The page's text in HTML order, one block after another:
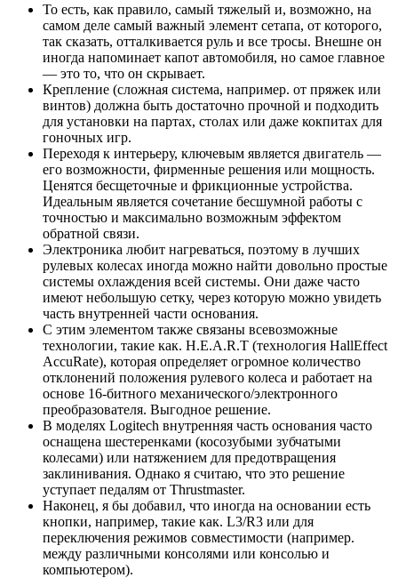
То есть, как правило, самый тяжелый и, возможно, на
самом деле самый важный элемент сетапа, от которого,
так сказать, отталкивается руль и все тросы. Внешне он
иногда напоминает капот автомобиля, но самое главное
— это то, что он скрывает.
Крепление (сложная система, например. от пряжек или
винтов) должна быть достаточно прочной и подходить
для установки на партах, столах или даже кокпитах для
гоночных игр.
Переходя к интерьеру, ключевым является двигатель —
его возможности, фирменные решения или мощность.
Ценятся бесщеточные и фрикционные устройства.
Идеальным является сочетание бесшумной работы с
точностью и максимально возможным эффектом
обратной связи.
Электроника любит нагреваться, поэтому в лучших
рулевых колесах иногда можно найти довольно простые
системы охлаждения всей системы. Они даже часто
имеют небольшую сетку, через которую можно увидеть
часть внутренней части основания.
С этим элементом также связаны всевозможные
технологии, такие как. H.E.A.R.T (технология HallEffect
AccuRate), которая определяет огромное количество
отклонений положения рулевого колеса и работает на
основе 16-битного механического/электронного
преобразователя. Выгодное решение.
В моделях Logitech внутренняя часть основания часто
оснащена шестеренками (косозубыми зубчатыми
колесами) или натяжением для предотвращения
заклинивания. Однако я считаю, что это решение
уступает педалям от Thrustmaster.
Наконец, я бы добавил, что иногда на основании есть
кнопки, например, такие как. L3/R3 или для
переключения режимов совместимости (например.
между различными консолями или консолью и
компьютером).